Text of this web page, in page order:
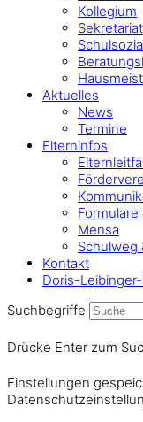
Kollegium
Sekretariat
Aktuelles
News
Termine
Elterninfos
Formulare
Mensa
Schulweg
Kontakt
Doris-
Suchbegriffe
Drücke Enter zum
Einstellungen